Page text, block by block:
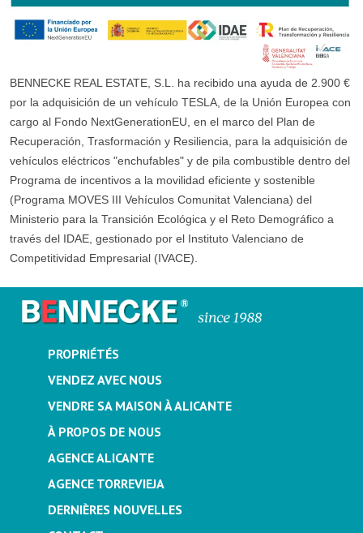
BENNECKE REAL ESTATE, S.L. ha recibido una ayuda de 2.900 €
por la adquisición de un vehículo TESLA, de la Unión Europea con
cargo al Fondo NextGenerationEU, en el marco del Plan de
Recuperación, Trasformación y Resiliencia, para la adquisición de
vehículos eléctricos "enchufables" y de pila combustible dentro del
Programa de incentivos a la movilidad eficiente y sostenible
(Programa MOVES III Vehículos Comunitat Valenciana) del
Ministerio para la Transición Ecológica y el Reto Demográfico a
través del IDAE, gestionado por el Instituto Valenciano de
Competitividad Empresarial (IVACE).
PROPRIÉTÉS
VENDEZ AVEC NOUS
VENDRE SA MAISON À ALICANTE
À PROPOS DE NOUS
AGENCE ALICANTE
AGENCE TORREVIEJA
DERNIÈRES NOUVELLES